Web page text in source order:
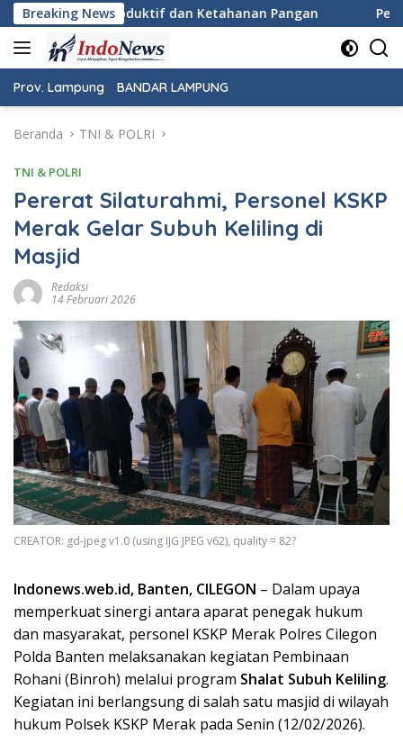
Langsung
ke
konten
Breaking News
dan Ketahanan Pangan Pemeriksaan Kesehatan
Prov. Lampung BANDAR LAMPUNG
Beranda TNI & POLRI
TNI & POLRI
Pererat Silaturahmi, Personel KSKP
Merak Gelar Subuh Keliling di
Masjid
Redaksi
14 Februari 2026
CREATOR: gd-jpeg v1.0 (using IJG JPEG v62), quality = 82?
Indonews.web.id, Banten, CILEGON – Dalam upaya
memperkuat sinergi antara aparat penegak hukum
dan masyarakat, personel KSKP Merak Polres Cilegon
Polda Banten melaksanakan kegiatan Pembinaan
Rohani (Binroh) melalui program Shalat Subuh Keliling.
Kegiatan ini berlangsung di salah satu masjid di wilayah
hukum Polsek KSKP Merak pada Senin (12/02/2026).